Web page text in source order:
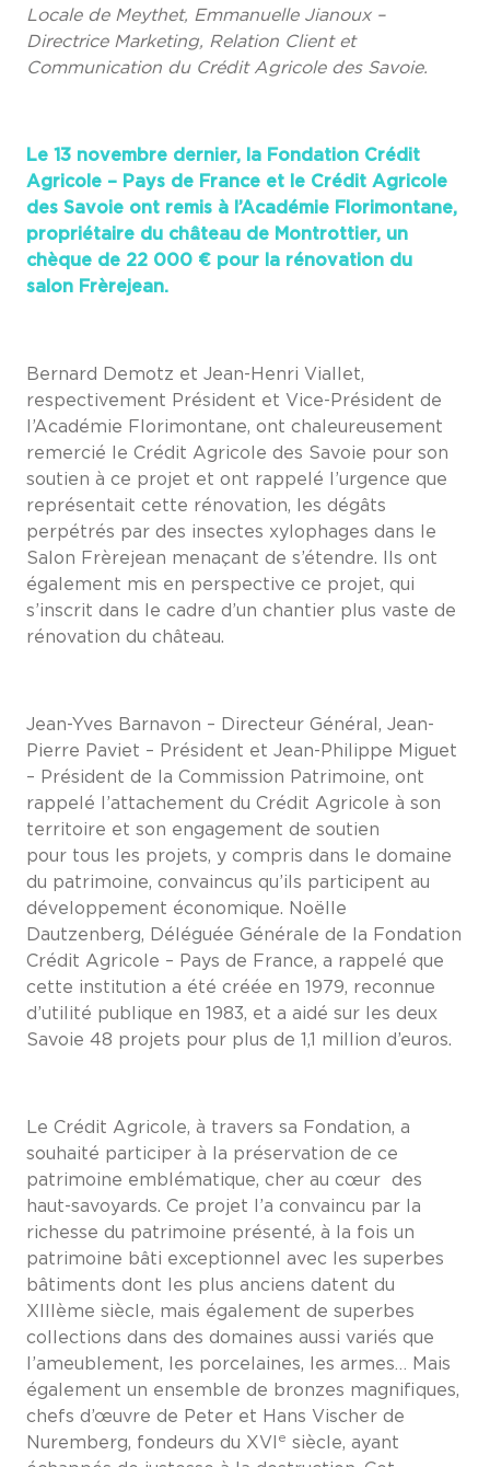
Locale de Meythet, Emmanuelle Jianoux –
Directrice Marketing, Relation Client et
Communication du Crédit Agricole des Savoie.
Le 13 novembre dernier, la Fondation Crédit
Agricole – Pays de France et le Crédit Agricole
des Savoie ont remis à l’Académie Florimontane,
propriétaire du château de Montrottier, un
chèque de 22 000 € pour la rénovation du
salon Frèrejean.
Bernard Demotz et Jean-Henri Viallet,
respectivement Président et Vice-Président de
l’Académie Florimontane, ont chaleureusement
remercié le Crédit Agricole des Savoie pour son
soutien à ce projet et ont rappelé l’urgence que
représentait cette rénovation, les dégâts
perpétrés par des insectes xylophages dans le
Salon Frèrejean menaçant de s’étendre. Ils ont
également mis en perspective ce projet, qui
s’inscrit dans le cadre d’un chantier plus vaste de
rénovation du château.
Jean-Yves Barnavon – Directeur Général, Jean-
Pierre Paviet – Président et Jean-Philippe Miguet
– Président de la Commission Patrimoine, ont
rappelé l’attachement du Crédit Agricole à son
territoire et son engagement de soutien
pour tous les projets, y compris dans le domaine
du patrimoine, convaincus qu’ils participent au
développement économique. Noëlle
Dautzenberg, Déléguée Générale de la Fondation
Crédit Agricole – Pays de France, a rappelé que
cette institution a été créée en 1979, reconnue
d’utilité publique en 1983, et a aidé sur les deux
Savoie 48 projets pour plus de 1,1 million d’euros.
Le Crédit Agricole, à travers sa Fondation, a
souhaité participer à la préservation de ce
patrimoine emblématique, cher au cœur des
haut-savoyards. Ce projet l’a convaincu par la
richesse du patrimoine présenté, à la fois un
patrimoine bâti exceptionnel avec les superbes
bâtiments dont les plus anciens datent du
XIIIème siècle, mais également de superbes
collections dans des domaines aussi variés que
l’ameublement, les porcelaines, les armes… Mais
également un ensemble de bronzes magnifiques,
chefs d’œuvre de Peter et Hans Vischer de
Nuremberg, fondeurs du XVI e siècle, ayant